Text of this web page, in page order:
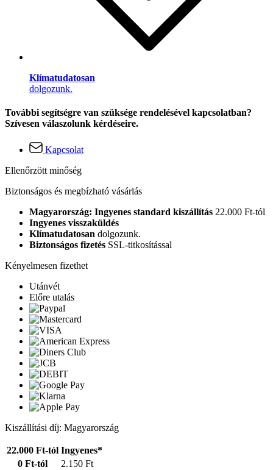
Klímatudatosan
dolgozunk.
További segítségre van szüksége rendelésével kapcsolatban?
Szívesen válaszolunk kérdéseire.
Kapcsolat
Ellenőrzött minőség
Biztonságos és megbízható vásárlás
Magyarország: Ingyenes standard kiszállítás 22.000 Ft-tól
Ingyenes visszaküldés
Klímatudatosan dolgozunk.
Biztonságos fizetés SSL-titkosítással
Kényelmesen fizethet
Utánvét
Előre utalás
Kiszállítási díj: Magyarország
22.000 Ft-tól Ingyenes*
0 Ft-tól
2.150 Ft